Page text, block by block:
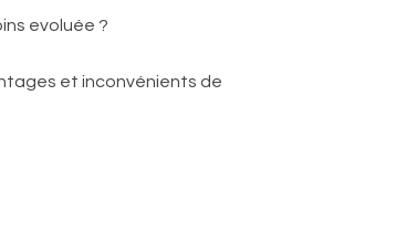
evoluée ?
et inconvénients de